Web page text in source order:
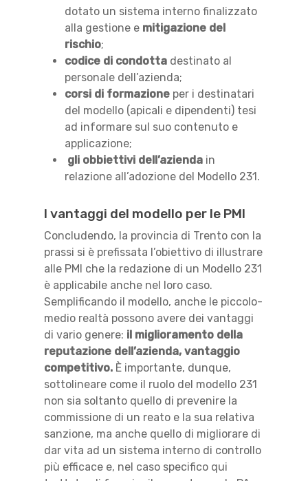
dotato un sistema interno finalizzato
alla gestione e mitigazione del
rischio;
codice di condotta destinato al
personale dell’azienda;
corsi di formazione per i destinatari
del modello (apicali e dipendenti) tesi
ad informare sul suo contenuto e
applicazione;
gli obbiettivi dell’azienda in
relazione all’adozione del Modello 231.
I vantaggi del modello per le PMI
Concludendo, la provincia di Trento con la
prassi si è prefissata l’obiettivo di illustrare
alle PMI che la redazione di un Modello 231
è applicabile anche nel loro caso.
Semplificando il modello, anche le piccolo-
medio realtà possono avere dei vantaggi
di vario genere: il miglioramento della
reputazione dell’azienda, vantaggio
competitivo. È importante, dunque,
sottolineare come il ruolo del modello 231
non sia soltanto quello di prevenire la
commissione di un reato e la sua relativa
sanzione, ma anche quello di migliorare di
dar vita ad un sistema interno di controllo
più efficace e, nel caso specifico qui